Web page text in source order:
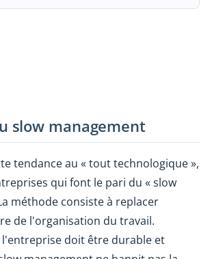
slow management
tendance au « tout technologique »,
qui font le pari du « slow
méthode consiste à replacer
de l'organisation du travail.
l'entreprise doit être durable et